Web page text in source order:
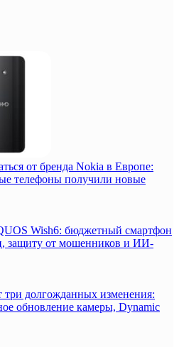
от бренда Nokia в Европе:
телефоны получили новые
Wish6: бюджетный смартфон
защиту от мошенников и ИИ-
три долгожданных изменения:
обновление камеры, Dynamic